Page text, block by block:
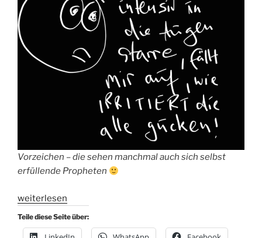
Vorzeichen – die sehen manchmal auch sich selbst
erfüllende Propheten
„Serie
Denkfehler
#7:
weiterlesen
Teile diese Seite über: